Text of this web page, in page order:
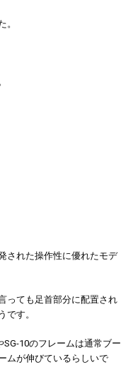
。
された操作性に優れたモデ
っても足首部分に配置され
です。
10のフレームは通常ブー
ムが伸びているらしいで